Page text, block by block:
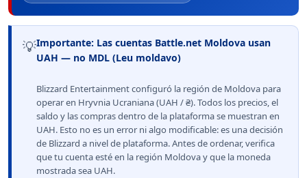
💡Importante: Las cuentas Battle.net Moldova usan
UAH — no MDL (Leu moldavo)
Blizzard Entertainment configuró la región de Moldova para
operar en Hryvnia Ucraniana (UAH / ₴). Todos los precios, el
saldo y las compras dentro de la plataforma se muestran en
UAH. Esto no es un error ni algo modificable: es una decisión
de Blizzard a nivel de plataforma. Antes de ordenar, verifica
que tu cuenta esté en la región Moldova y que la moneda
mostrada sea UAH.